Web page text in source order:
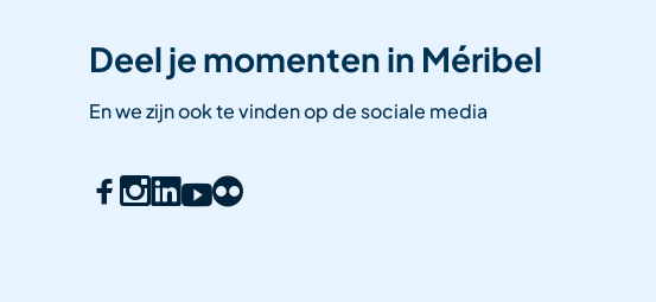
Deel je momenten in Méribel
En we zijn ook te vinden op de sociale media